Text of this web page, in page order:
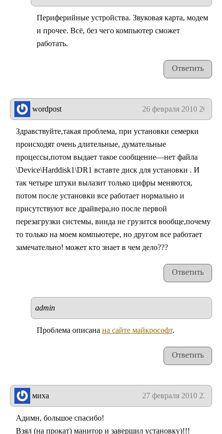
Периферийные устройства. Звуковая карта, модем
и прочее. Всё, без чего компьютер сможет
работать.
Ответить
wordpost 26 февраля 2010 20:37
Здравствуйте,такая проблема, при установки семерки
происходят очень длительные, думательные
процессы,потом выдает такое сообщение—нет файла
\Device\Harddisk1\DR1 вставте диск для установки . И
так четыре штуки вылазит только цифры меняются,
потом после установки все работает нормально и
присутствуют все драйвера,но после первой
перезагрузки системы, винда не грузится вообще,почему
то только на моем компьютере, но другом все работает
замечательно! может кто знает в чем дело???
Ответить
admin
Проблема описана на сайте майкрософт.
Ответить
миха 27 февраля 2010 22:10
Адимн, большое спасибо!
Взял (на прокат) манитор и завершил установку)!!!